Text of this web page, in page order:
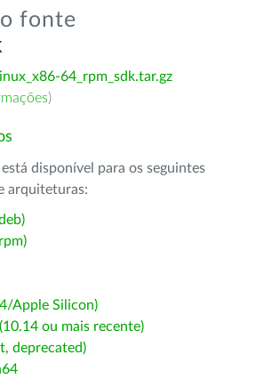
fonte
64_rpm_sdk.tar.gz
)
disponível para os seguintes
arquiteturas:
Apple Silicon)
ou mais recente)
deprecated)